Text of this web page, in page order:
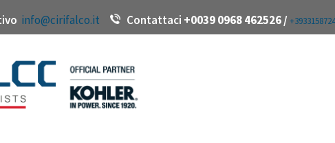
info@cirifalco.it Contattaci +0039 0968 462526 /